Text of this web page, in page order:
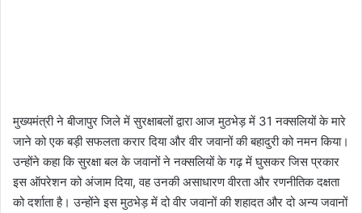
मुख्यमंत्री ने बीजापुर जिले में सुरक्षाबलों द्वारा आज मुठभेड़ में 31 नक्सलियों के मारे
जाने को एक बड़ी सफलता करार दिया और वीर जवानों की बहादुरी को नमन किया।
उन्होंने कहा कि सुरक्षा बल के जवानों ने नक्सलियों के गढ़ में घुसकर जिस प्रकार
इस ऑपरेशन को अंजाम दिया, वह उनकी असाधारण वीरता और रणनीतिक दक्षता
को दर्शाता है। उन्होंने इस मुठभेड़ में दो वीर जवानों की शहादत और दो अन्य जवानों